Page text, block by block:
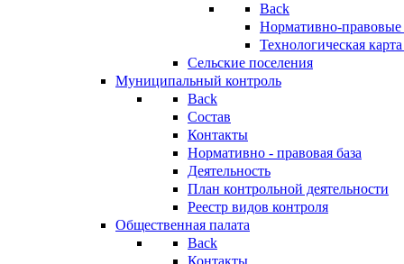
Back
Нормативно-правовые
Технологическая
Сельские поселения
Муниципальный контроль
Back
Состав
Контакты
Нормативно - правовая база
Деятельность
План контрольной деятельности
Реестр видов контроля
Общественная палата
Back
Контакты